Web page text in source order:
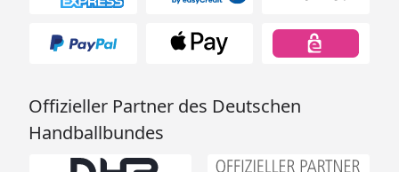
Offizieller Partner des Deutschen
Handballbundes